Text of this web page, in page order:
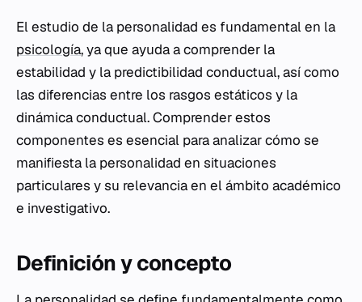
El estudio de la personalidad es fundamental en la
psicología, ya que ayuda a comprender la
estabilidad y la predictibilidad conductual, así como
las diferencias entre los rasgos estáticos y la
dinámica conductual. Comprender estos
componentes es esencial para analizar cómo se
manifiesta la personalidad en situaciones
particulares y su relevancia en el ámbito académico
e investigativo.
Definición y concepto